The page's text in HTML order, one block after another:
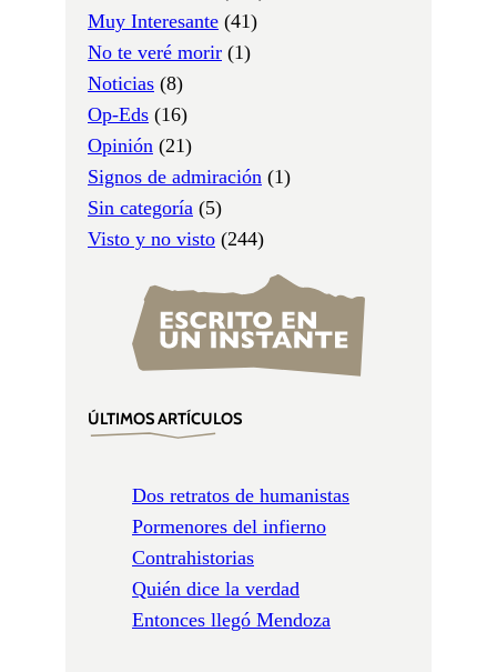
Muy Interesante (41)
No te veré morir (1)
Noticias (8)
Op-Eds (16)
Opinión (21)
Signos de admiración (1)
Sin categoría (5)
Visto y no visto (244)
ÚLTIMOS ARTÍCULOS
Dos retratos de humanistas
Pormenores del infierno
Contrahistorias
Quién dice la verdad
Entonces llegó Mendoza